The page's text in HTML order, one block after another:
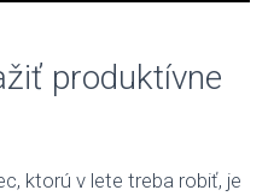
produktívne
ktorú v lete treba robiť, je